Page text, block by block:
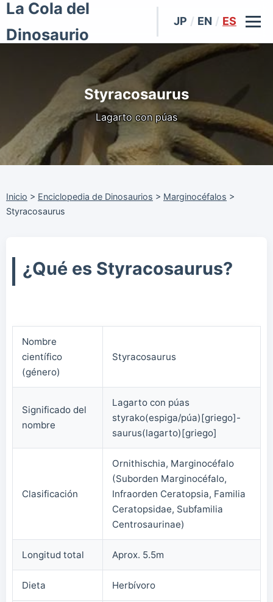
La Cola del
Dinosaurio
JP / EN / ES
Styracosaurus
Lagarto con púas
Inicio > Enciclopedia de Dinosaurios > Marginocéfalos >
Styracosaurus
¿Qué es Styracosaurus?
Nombre
científico
(género)
Styracosaurus
Significado del
nombre
Lagarto con púas
styrako(espiga/púa)[griego]-
saurus(lagarto)[griego]
Clasificación
Ornithischia, Marginocéfalo
(Suborden Marginocéfalo,
Infraorden Ceratopsia, Familia
Ceratopsidae, Subfamilia
Centrosaurinae)
Longitud total Aprox. 5.5m
Dieta Herbívoro